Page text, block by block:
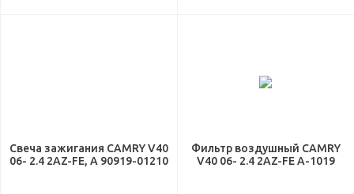
Свеча зажигания CAMRY V40
06- 2.4 2AZ-FE, A 90919-01210
Фильтр воздушный CAMRY
V40 06- 2.4 2AZ-FE A-1019